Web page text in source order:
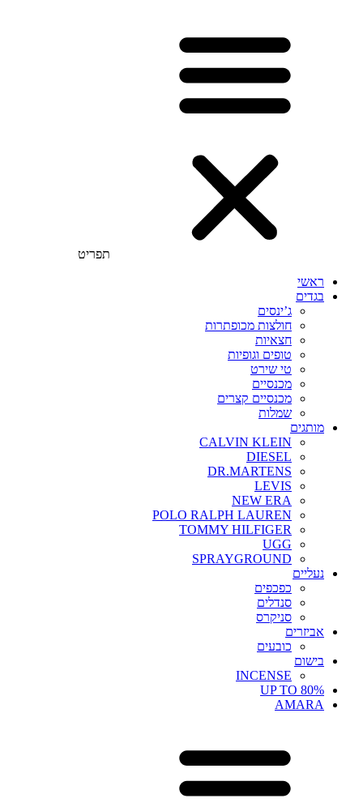
תפריט
ראשי
בגדים
ג’ינסים
חולצות מכופתרות
חצאיות
טופים וגופיות
טי שירט
מכנסיים
מכנסיים קצרים
שמלות
מותגים
CALVIN KLEIN
DIESEL
DR.MARTENS
LEVIS
NEW ERA
POLO RALPH LAUREN
TOMMY HILFIGER
UGG
SPRAYGROUND
נעליים
כפכפים
סנדלים
סניקרס
אביזרים
כובעים
בישום
INCENSE
UP TO 80%
AMARA